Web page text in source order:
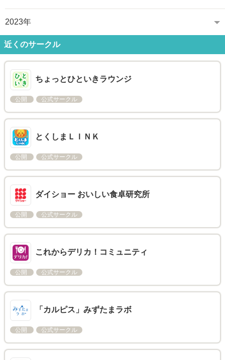
2023年
近くのサークル
ちょっとひといきラウンジ
公開 公式サークル
とくしまＬＩＮＫ
公開 公式サークル
ダイショー おいしい食卓研究所
公開 公式サークル
これからデリカ！コミュニティ
公開 公式サークル
「カルピス」みずたまラボ
公開 公式サークル